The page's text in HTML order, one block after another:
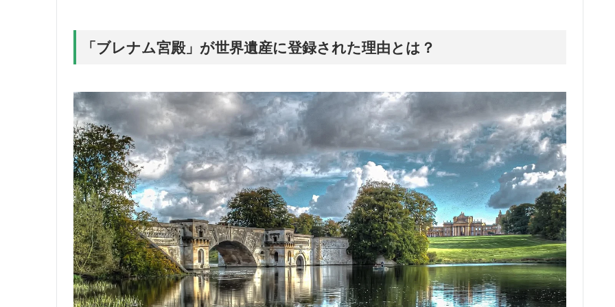
「ブレナム宮殿」が世界遺産に登録された理由とは？